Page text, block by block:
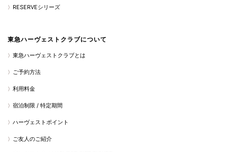
RESERVEシリーズ
東急ハーヴェストクラブについて
東急ハーヴェストクラブとは
ご予約方法
利用料金
宿泊制限 / 特定期間
ハーヴェストポイント
ご友人のご紹介